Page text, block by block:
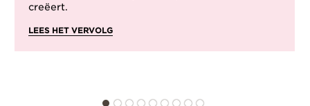
creëert.
LEES HET VERVOLG